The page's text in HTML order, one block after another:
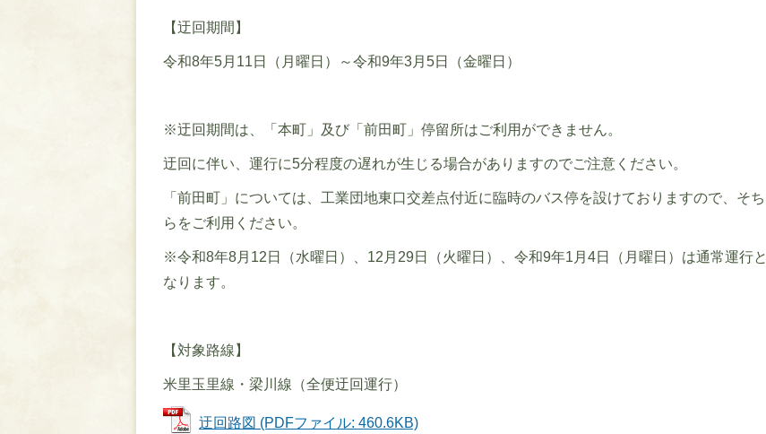
【迂回期間】
令和8年5月11日（月曜日）～令和9年3月5日（金曜日）
※迂回期間は、「本町」及び「前田町」停留所はご利用ができません。
迂回に伴い、運行に5分程度の遅れが生じる場合がありますのでご注意ください。
「前田町」については、工業団地東口交差点付近に臨時のバス停を設けておりますので、そち
らをご利用ください。
※令和8年8月12日（水曜日）、12月29日（火曜日）、令和9年1月4日（月曜日）は通常運行と
なります。
【対象路線】
米里玉里線・梁川線（全便迂回運行）
迂回路図 (PDFファイル: 460.6KB)